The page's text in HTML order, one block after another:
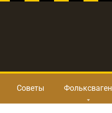
Советы Фольксваген